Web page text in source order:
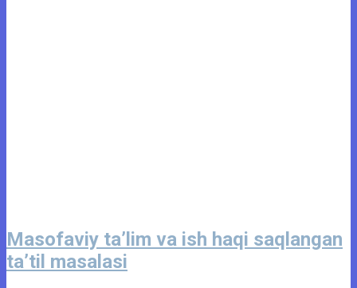
Masofaviy ta’lim va ish haqi saqlangan
ta’til masalasi